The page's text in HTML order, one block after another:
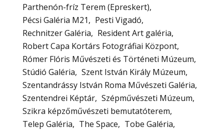
Parthenón-fríz Terem (Epreskert)
Pécsi Galéria M21
Pesti Vigadó
Rechnitzer Galéria
Resident Art galéria
Robert Capa Kortárs Fotográfiai Központ
Rómer Flóris Művészeti és Történeti Múzeum
Stúdió Galéria
Szent István Király Múzeum
Szentandrássy István Roma Művészeti Galéria
Szentendrei Képtár Szépművészeti Múzeum
Szikra képzőművészeti bemutatóterem
Telep Galéria
The Space
Tobe Galéria